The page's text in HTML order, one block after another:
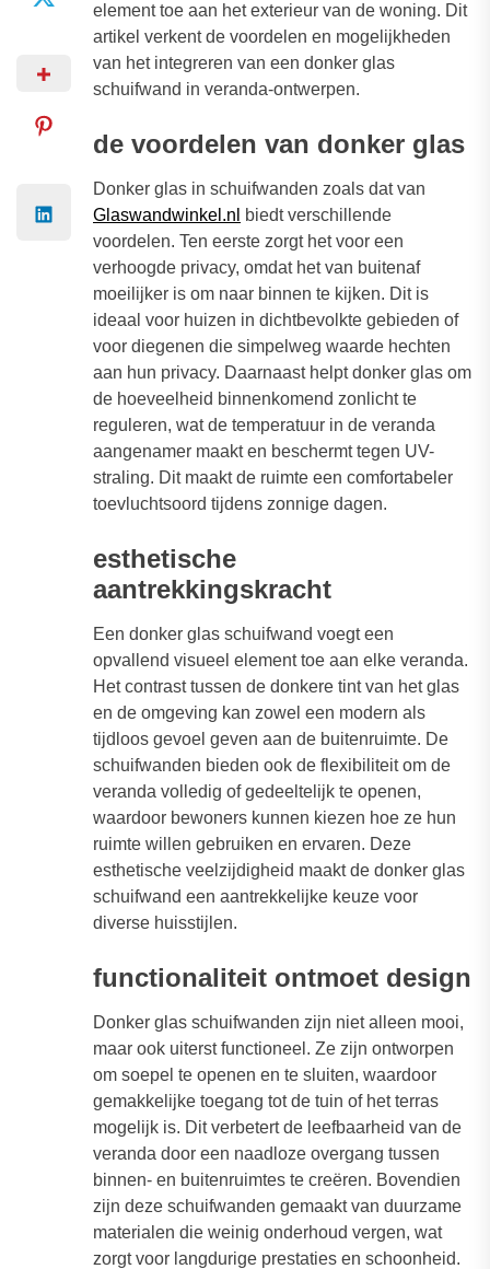
element toe aan het exterieur van de woning. Dit
artikel verkent de voordelen en mogelijkheden
van het integreren van een donker glas
schuifwand in veranda-ontwerpen.
de voordelen van donker glas
Donker glas in schuifwanden zoals dat van
Glaswandwinkel.nl
biedt verschillende
voordelen. Ten eerste zorgt het voor een
verhoogde privacy, omdat het van buitenaf
moeilijker is om naar binnen te kijken. Dit is
ideaal voor huizen in dichtbevolkte gebieden of
voor diegenen die simpelweg waarde hechten
aan hun privacy. Daarnaast helpt donker glas om
de hoeveelheid binnenkomend zonlicht te
reguleren, wat de temperatuur in de veranda
aangenamer maakt en beschermt tegen UV-
straling. Dit maakt de ruimte een comfortabeler
toevluchtsoord tijdens zonnige dagen.
esthetische
aantrekkingskracht
Een donker glas schuifwand voegt een
opvallend visueel element toe aan elke veranda.
Het contrast tussen de donkere tint van het glas
en de omgeving kan zowel een modern als
tijdloos gevoel geven aan de buitenruimte. De
schuifwanden bieden ook de flexibiliteit om de
veranda volledig of gedeeltelijk te openen,
waardoor bewoners kunnen kiezen hoe ze hun
ruimte willen gebruiken en ervaren. Deze
esthetische veelzijdigheid maakt de donker glas
schuifwand een aantrekkelijke keuze voor
diverse huisstijlen.
functionaliteit ontmoet design
Donker glas schuifwanden zijn niet alleen mooi,
maar ook uiterst functioneel. Ze zijn ontworpen
om soepel te openen en te sluiten, waardoor
gemakkelijke toegang tot de tuin of het terras
mogelijk is. Dit verbetert de leefbaarheid van de
veranda door een naadloze overgang tussen
binnen- en buitenruimtes te creëren. Bovendien
zijn deze schuifwanden gemaakt van duurzame
materialen die weinig onderhoud vergen, wat
zorgt voor langdurige prestaties en schoonheid.